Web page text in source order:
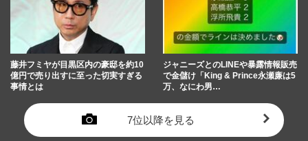
藤井フミヤが目黒区内の豪邸を約10
億円で売り出すに至った切実すぎる
事情とは
ジャニーズとのLINEや暴露情報販売
で金儲け「King & Prince永瀬廉は5
万、なにわ男…
7位以降を見る